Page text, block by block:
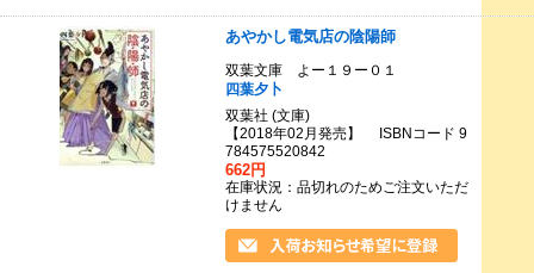
あやかし電気店の陰陽師
双葉文庫 よー１９ー０１
四葉夕卜
双葉社 (文庫)
【2018年02月発売】 ISBNコード 9
784575520842
662円
在庫状況：品切れのためご注文いただ
けません